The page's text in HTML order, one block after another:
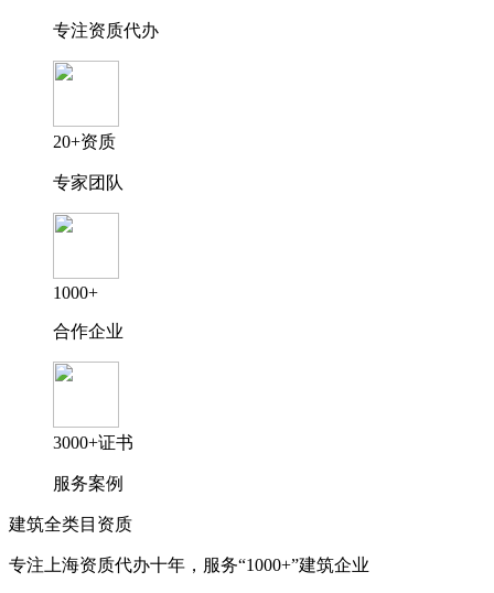
专注资质代办
20+资质
专家团队
1000+
合作企业
3000+证书
服务案例
建筑全类目资质
专注上海资质代办十年，服务“1000+”建筑企业